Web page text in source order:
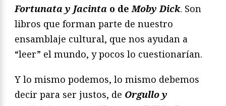
Fortunata y Jacinta o de Moby Dick. Son
libros que forman parte de nuestro
ensamblaje cultural, que nos ayudan a
“leer” el mundo, y pocos lo cuestionarían.
Y lo mismo podemos, lo mismo debemos
decir para ser justos, de Orgullo y